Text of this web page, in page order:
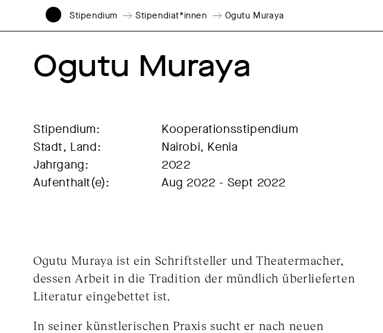
Stipendium Stipendiat*innen Ogutu Muraya
Ogutu Muraya
Stipendium:
Kooperationsstipendium
Stadt, Land:
Nairobi, Kenia
Jahrgang:
2022
Aufenthalt(e):
Aug 2022 - Sept 2022
Ogutu Muraya ist ein Schriftsteller und Theatermacher,
dessen Arbeit in die Tradition der mündlich überlieferten
Literatur eingebettet ist.
In seiner künstlerischen Praxis sucht er nach neuen